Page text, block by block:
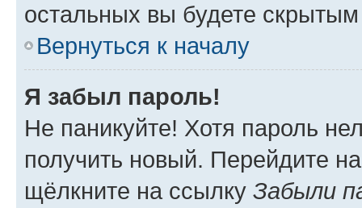
остальных вы будете
Вернуться к началу
Я забыл пароль!
Не паникуйте! Хотя пароль
получить новый. Перейдите
щёлкните на ссылку Забыли